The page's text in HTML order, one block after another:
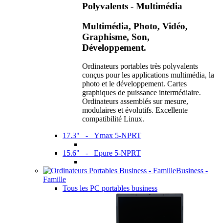
Polyvalents - Multimédia
Multimédia, Photo, Vidéo,
Graphisme, Son,
Développement.
Ordinateurs portables très polyvalents
conçus pour les applications multimédia, la
photo et le développement. Cartes
graphiques de puissance intermédiaire.
Ordinateurs assemblés sur mesure,
modulaires et évolutifs. Excellente
compatibilité Linux.
17.3" - Ymax 5-NPRT
15.6" - Epure 5-NPRT
Business -
Famille
Tous les PC portables business